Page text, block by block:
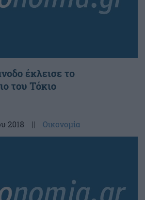
έκλεισε το
του Τόκιο
2018 || Οικονομία